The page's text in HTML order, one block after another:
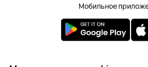
Мобильное
2023-2026 © DoBuy. Все